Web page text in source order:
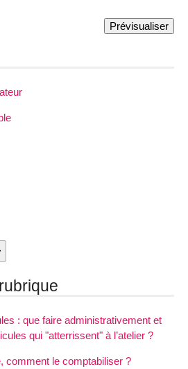
: que faire administrativement et
qui "atterrissent" à l’atelier ?
comment le comptabiliser ?